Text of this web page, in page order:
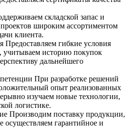
складской запас и
широким ассортиментом
клиента.
Предоставляем гибкие условия
историю покупок
дальнейшего
При разработке решений
опыт реализованных
изучаем новые технологии,
логистике.
Производим поставку продукции,
осуществляем гарантийное и